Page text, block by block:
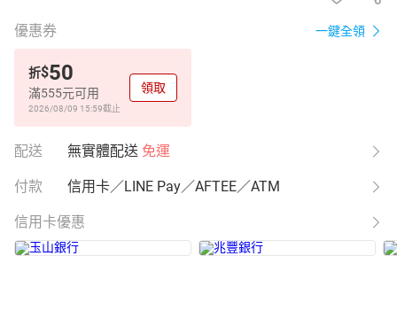
優惠券 一鍵全領
折$50
滿555元可用
2026/08/09 15:59截止
領取
配送 無實體配送 免運
付款 信用卡／LINE Pay／AFTEE／ATM
信用卡優惠